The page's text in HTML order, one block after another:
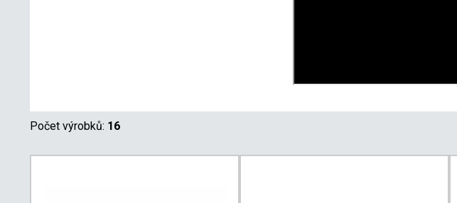
Počet výrobků: 16